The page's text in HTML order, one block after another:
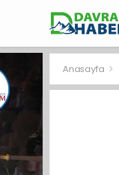
Anasayfa